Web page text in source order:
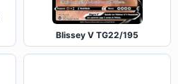
Blissey V TG22/195